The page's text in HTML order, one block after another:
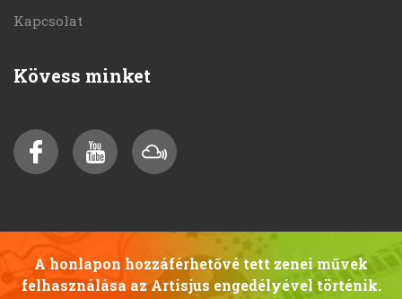
Kapcsolat
Kövess minket
A honlapon hozzáférhetővé tett zenei művek
felhasználása az Artisjus engedélyével történik.